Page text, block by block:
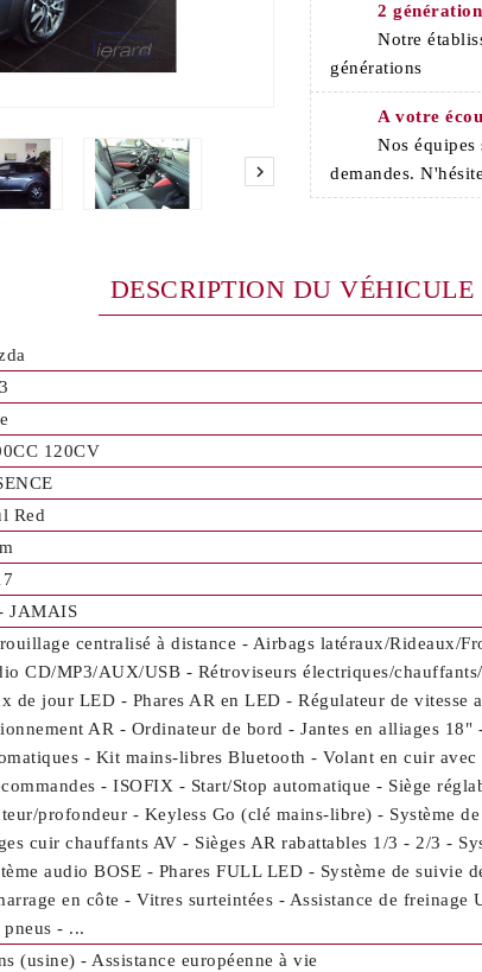

2
Notre
générations
A votre
Nos équipes
demandes.
DESCRIPTION DU VÉHICULE
120CV
Red
JAMAIS
centralisé à distance - Airbags latéraux/Rideaux/
CD/MP3/AUX/USB - Rétroviseurs électriques/
de jour LED - Phares AR en LED - Régulateur de vitesse
AR - Ordinateur de bord - Jantes en alliages
- Kit mains-libres Bluetooth - Volant en cuir
- ISOFIX - Start/Stop automatique - Siège
profondeur - Keyless Go (clé mains-libre) - Système
cuir chauffants AV - Sièges AR rabattables 1/3 - 2/3 -
audio BOSE - Phares FULL LED - Système de suivie
en côte - Vitres surteintées - Assistance de
pneus - ...
(usine) - Assistance européenne à vie